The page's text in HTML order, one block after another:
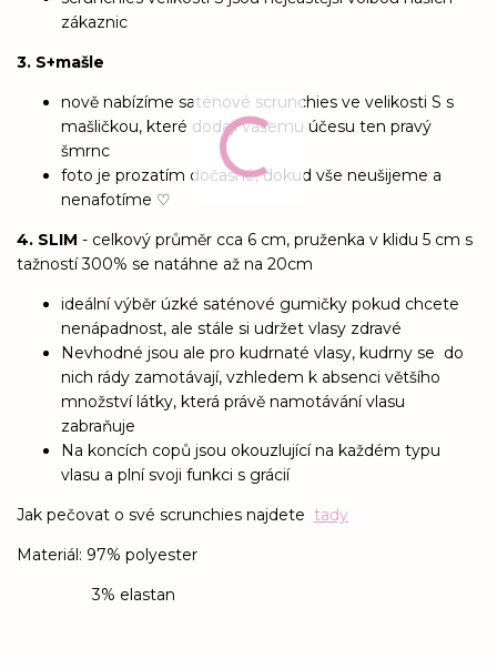
zákaznic
3. S+mašle
nově nabízíme saténové scrunchies ve velikosti S s
mašličkou, které dodají vašemu účesu ten pravý
šmrnc
foto je prozatím dočasné, dokud vše neušijeme a
nenafotíme ♡
4. SLIM - celkový průměr cca 6 cm, pruženka v klidu 5 cm s
tažností 300% se natáhne až na 20cm
ideální výběr úzké saténové gumičky pokud chcete
nenápadnost, ale stále si udržet vlasy zdravé
Nevhodné jsou ale pro kudrnaté vlasy, kudrny se do
nich rády zamotávají, vzhledem k absenci většího
množství látky, která právě namotávání vlasu
zabraňuje
Na koncích copů jsou okouzlující na každém typu
vlasu a plní svoji funkci s grácií
Jak pečovat o své scrunchies najdete tady
Materiál: 97% polyester
3% elastan